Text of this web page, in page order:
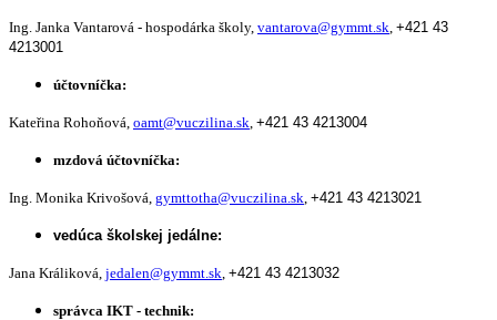
Ing. Janka Vantarová - hospodárka školy, vantarova@gymmt.sk, +421 43
4213001
účtovníčka:
Kateřina Rohoňová, oamt@vuczilina.sk, +421 43 4213004
mzdová účtovníčka:
Ing. Monika Krivošová, gymttotha@vuczilina.sk, +421 43 4213021
vedúca školskej jedálne:
Jana Králiková, jedalen@gymmt.sk, +421 43 4213032
správca IKT - technik: